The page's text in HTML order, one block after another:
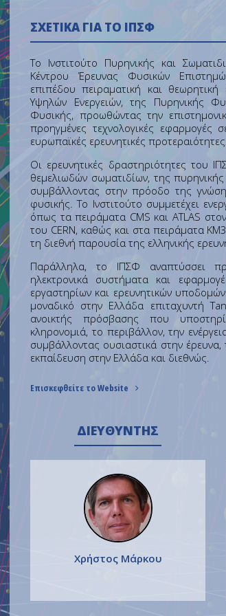
ΣΧΕΤΙΚΆ ΓΙΑ ΤΟ ΙΠΣΦ
Το Ινστιτούτο Πυρηνικής και
Κέντρου Έρευνας Φυσικών
επιπέδου πειραματική και
Υψηλών Ενεργειών, της Πυρηνικής
Φυσικής, προωθώντας την
προηγμένες τεχνολογικές εφαρμογές
ευρωπαϊκές ερευνητικές
Οι ερευνητικές δραστηριότητες του
θεμελιωδών σωματιδίων, της
συμβάλλοντας στην πρόοδο της
φυσικής. Το Ινστιτούτο συμμετέχει
όπως τα πειράματα CMS και ATLAS
του CERN, καθώς και στα πειράματα
τη διεθνή παρουσία της ελληνικής
Παράλληλα, το ΙΠΣΦ αναπτύσσει
ηλεκτρονικά συστήματα και
εργαστηρίων και ερευνητικών
μοναδικό στην Ελλάδα επιταχυντή
ανοικτής πρόσβασης που
κληρονομιά, το περιβάλλον, την
συμβάλλοντας ουσιαστικά στην έρευνα,
εκπαίδευση στην Ελλάδα και διεθνώς.
Επισκεφθείτε το Website
ΔΙΕΥΘΥΝΤΉΣ
Χρήστος Μάρκου